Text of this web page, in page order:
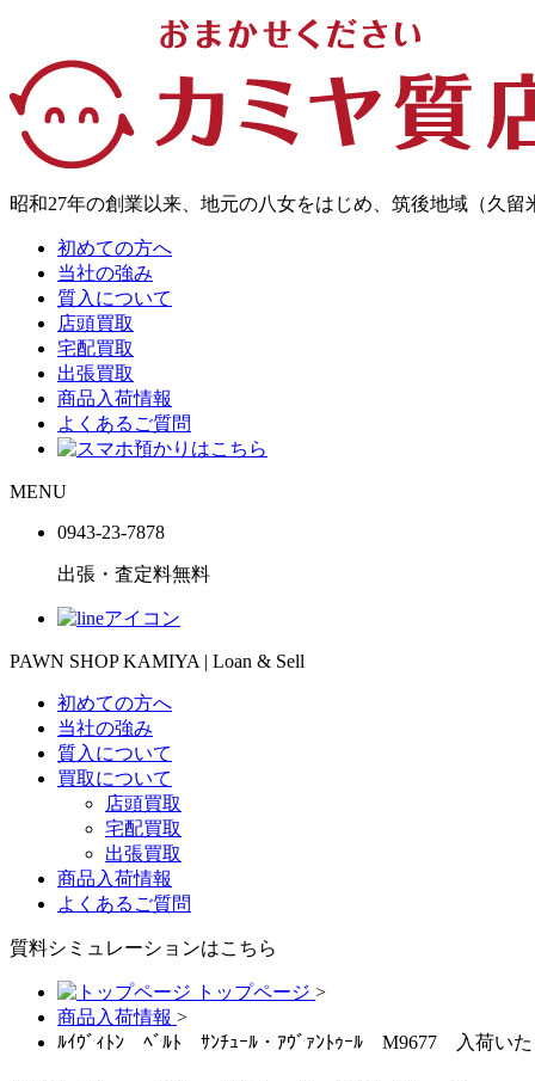
昭和27年の創業以来、地元の八女をはじめ、筑後地域（久
初めての方へ
当社の強み
質入について
店頭買取
宅配買取
出張買取
商品入荷情報
よくあるご質問
MENU
0943-23-7878
出張・査定料無料
PAWN SHOP KAMIYA | Loan & Sell
初めての方へ
当社の強み
質入について
買取について
店頭買取
宅配買取
出張買取
商品入荷情報
よくあるご質問
質料シミュレーションはこちら
トップページ >
商品入荷情報 >
ﾙｲｳﾞｨﾄﾝ ﾍﾞﾙﾄ ｻﾝﾁｭｰﾙ・ｱｳﾞｧﾝﾄｩｰﾙ M9677 入荷いた